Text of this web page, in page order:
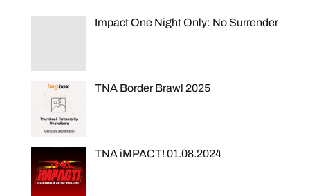
Impact One Night Only: No Surrender
TNA Border Brawl 2025
TNA iMPACT! 01.08.2024